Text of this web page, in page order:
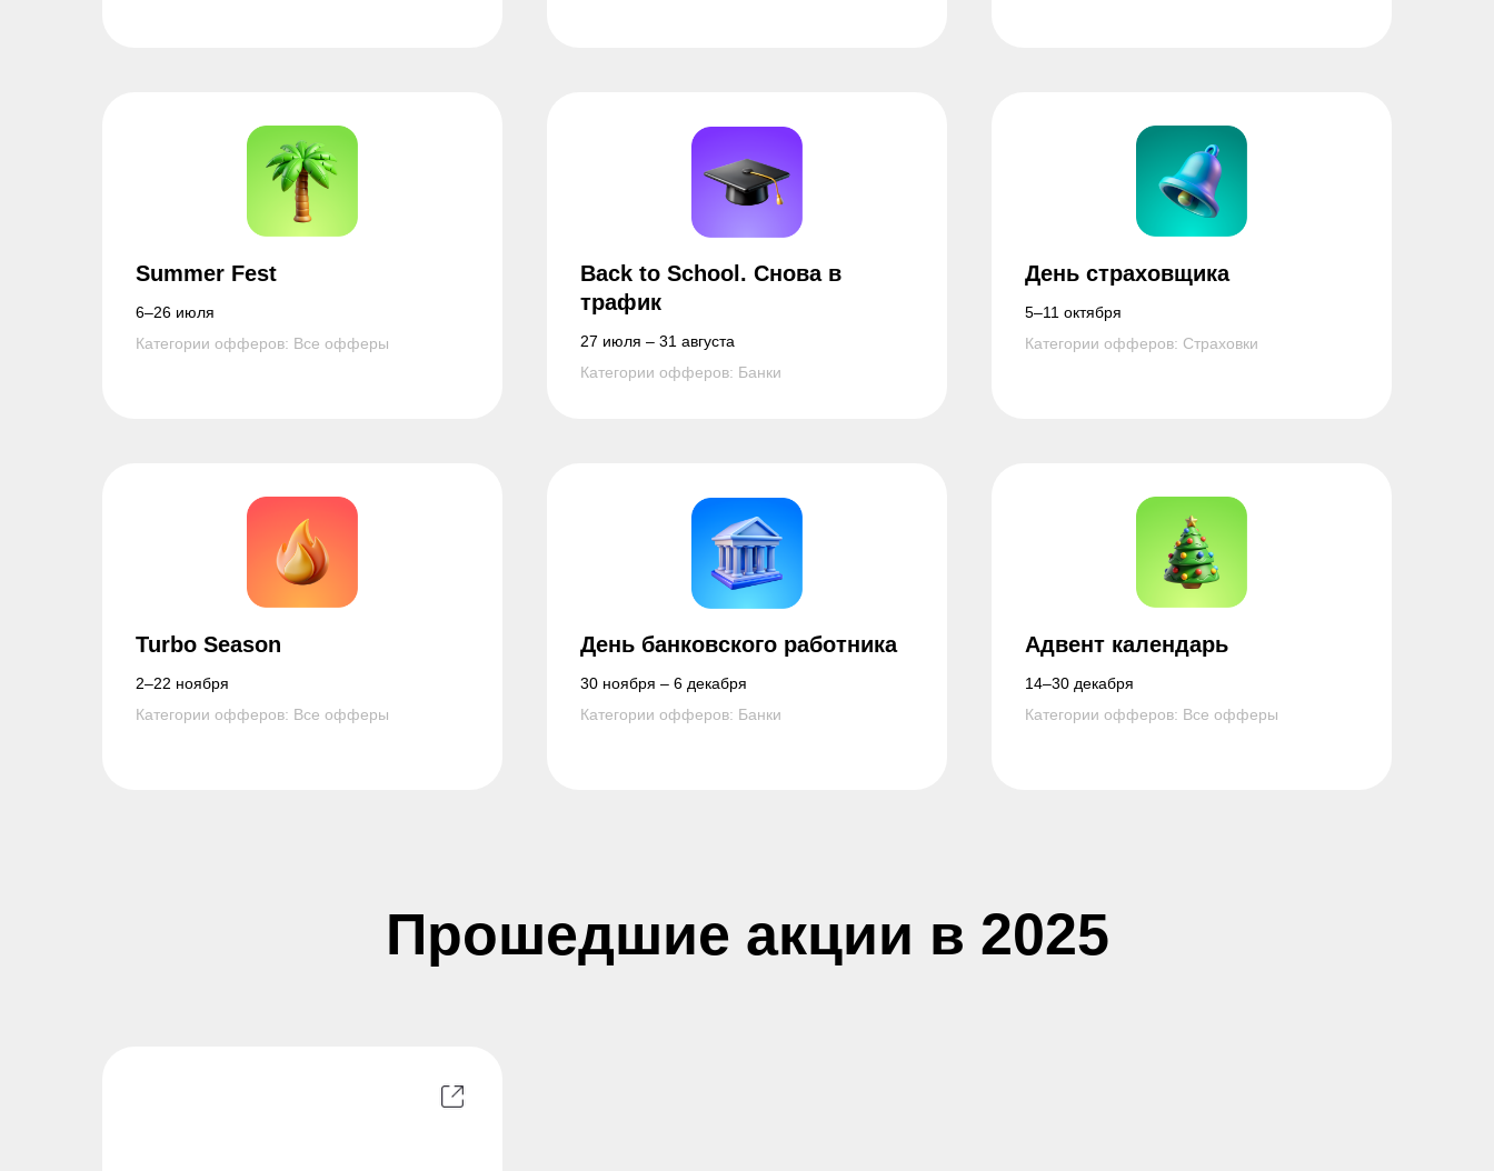
Адвент календарь
Категории офферов: Все офферы
14–30 декабря
День банковского работника
Категории офферов: Банки
30 ноября – 6 декабря
Turbo Season
Категории офферов: Все офферы
2–22 ноября
День страховщика
Категории офферов: Страховки
5–11 октября
Back to School. Снова в
трафик
Категории офферов: Банки
27 июля – 31 августа
Summer Fest
Категории офферов: Все офферы
6–26 июля
Прошедшие акции в 2025